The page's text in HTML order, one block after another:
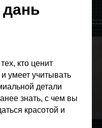
дань
кто ценит
и умеет учитывать
детали
знать, с чем вы
красотой и